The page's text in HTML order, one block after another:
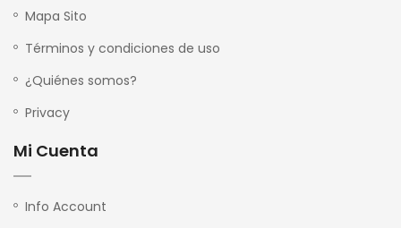
Mapa Sito
Términos y condiciones de uso
¿Quiénes somos?
Privacy
Mi Cuenta
Info Account